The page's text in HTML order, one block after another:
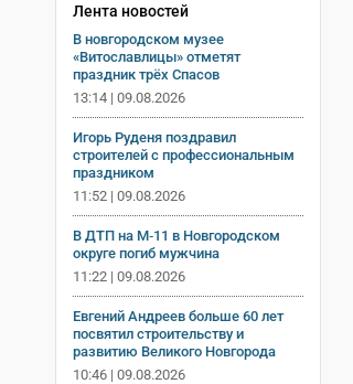
Лента новостей
В новгородском музее
«Витославлицы» отметят
праздник трёх Спасов
13:14 | 09.08.2026
Игорь Руденя поздравил
строителей с профессиональным
праздником
11:52 | 09.08.2026
В ДТП на М‑11 в Новгородском
округе погиб мужчина
11:22 | 09.08.2026
Евгений Андреев больше 60 лет
посвятил строительству и
развитию Великого Новгорода
10:46 | 09.08.2026